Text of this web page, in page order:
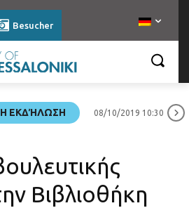
Besucher
ΕΚΔΉΛΩΣΗ 08/10/2019 10:30
Βιβλιοθήκη